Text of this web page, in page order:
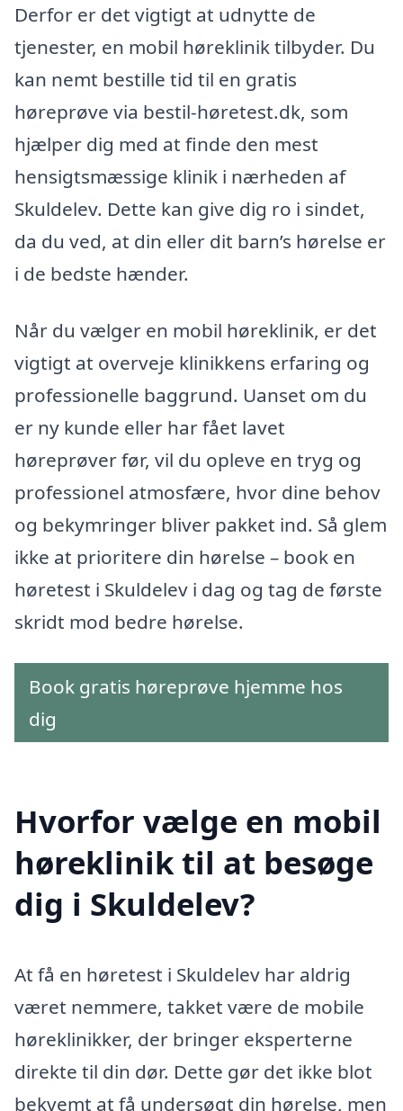
Derfor er det vigtigt at udnytte de
tjenester, en mobil høreklinik tilbyder. Du
kan nemt bestille tid til en gratis
høreprøve via bestil-høretest.dk, som
hjælper dig med at finde den mest
hensigtsmæssige klinik i nærheden af
Skuldelev. Dette kan give dig ro i sindet,
da du ved, at din eller dit barn’s hørelse er
i de bedste hænder.
Når du vælger en mobil høreklinik, er det
vigtigt at overveje klinikkens erfaring og
professionelle baggrund. Uanset om du
er ny kunde eller har fået lavet
høreprøver før, vil du opleve en tryg og
professionel atmosfære, hvor dine behov
og bekymringer bliver pakket ind. Så glem
ikke at prioritere din hørelse – book en
høretest i Skuldelev i dag og tag de første
skridt mod bedre hørelse.
Book gratis høreprøve hjemme hos
dig
Hvorfor vælge en mobil
høreklinik til at besøge
dig i Skuldelev?
At få en høretest i Skuldelev har aldrig
været nemmere, takket være de mobile
høreklinikker, der bringer eksperterne
direkte til din dør. Dette gør det ikke blot
bekvemt at få undersøgt din hørelse, men